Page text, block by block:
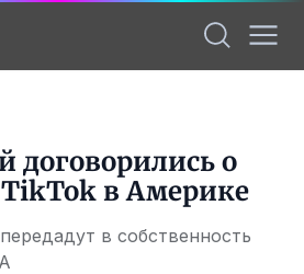
о
в Америке
в собственность